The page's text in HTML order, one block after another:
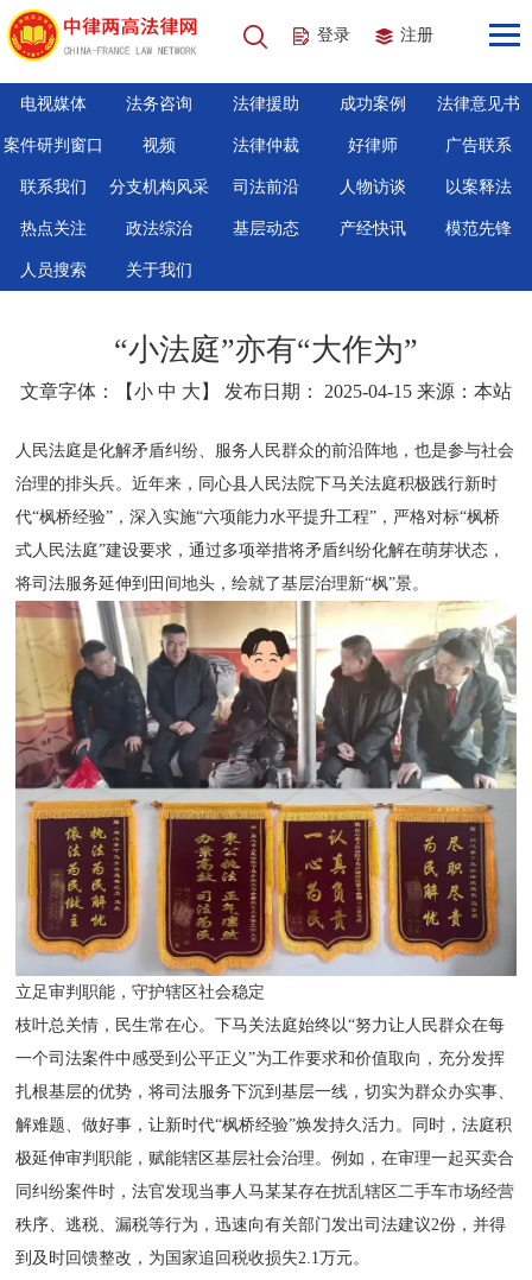
登录 注册
电视媒体 法务咨询 法律援助 成功案例 法律意见书
案件研判窗口 视频 法律仲裁 好律师 广告联系
联系我们 分支机构风采 司法前沿 人物访谈 以案释法
热点关注 政法综治 基层动态 产经快讯 模范先锋
人员搜索 关于我们
“小法庭”亦有“大作为”
文章字体：【小 中 大 】 发布日期： 2025-04-15 来源：本站
人民法庭是化解矛盾纠纷、服务人民群众的前沿阵地，也是参与社会
治理的排头兵。近年来，同心县人民法院下马关法庭积极践行新时
代“枫桥经验”，深入实施“六项能力水平提升工程”，严格对标“枫桥
式人民法庭”建设要求，通过多项举措将矛盾纠纷化解在萌芽状态，
将司法服务延伸到田间地头，绘就了基层治理新“枫”景。
立足审判职能，守护辖区社会稳定
枝叶总关情，民生常在心。下马关法庭始终以“努力让人民群众在每
一个司法案件中感受到公平正义”为工作要求和价值取向，充分发挥
扎根基层的优势，将司法服务下沉到基层一线，切实为群众办实事、
解难题、做好事，让新时代“枫桥经验”焕发持久活力。同时，法庭积
极延伸审判职能，赋能辖区基层社会治理。例如，在审理一起买卖合
同纠纷案件时，法官发现当事人马某某存在扰乱辖区二手车市场经营
秩序、逃税、漏税等行为，迅速向有关部门发出司法建议2份，并得
到及时回馈整改，为国家追回税收损失2.1万元。